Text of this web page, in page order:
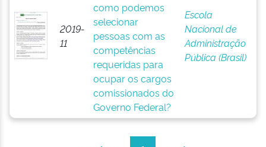
2019-
11
como podemos
selecionar
pessoas com as
competências
requeridas para
ocupar os cargos
comissionados do
Governo Federal?
Escola
Nacional de
Administração
Pública (Brasil)